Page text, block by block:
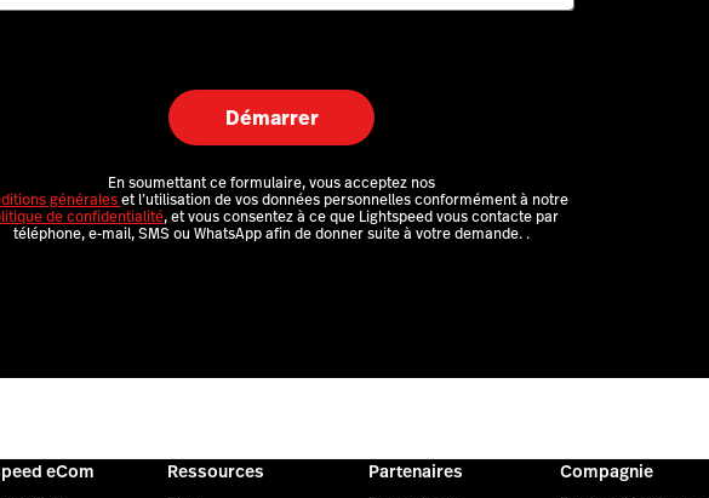
Démarrer
En soumettant ce formulaire, vous acceptez nos
généraleset l’utilisation de vos données personnelles conformément à notre
de confidentialité, et vous consentez à ce que Lightspeed vous contacte par
téléphone, e-mail, SMS ou WhatsApp afin de donner suite à votre demande. .
eCom Ressources Partenaires Compagnie